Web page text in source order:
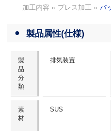
加工内容 » プレス加工 » バ
製品属性(仕様)
製
品
分
類
排気装置
素
材
SUS